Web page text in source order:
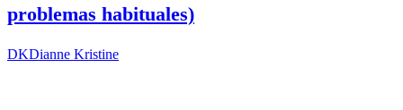
problemas habituales)
DKDianne Kristine